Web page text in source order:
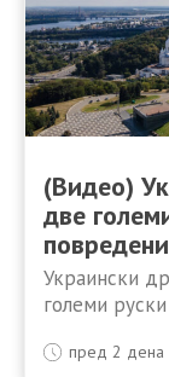
(Видео)
две
повредени
Украински
големи
крај. Во
пред 2 дена